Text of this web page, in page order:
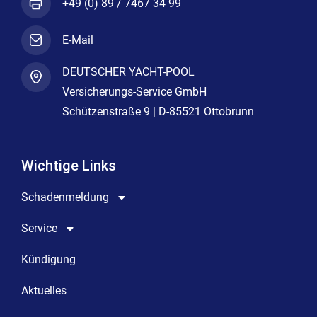
+49 (0) 89 / 7467 34 99
E-Mail
DEUTSCHER YACHT-POOL
Versicherungs-Service GmbH
Schützenstraße 9 | D-85521 Ottobrunn
Wichtige Links
Schadenmeldung
Service
Kündigung
Aktuelles